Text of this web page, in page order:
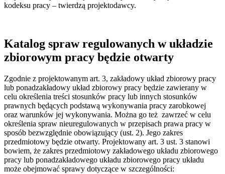
kodeksu pracy – twierdzą projektodawcy.
Katalog spraw regulowanych w układzie
zbiorowym pracy będzie otwarty
Zgodnie z projektowanym art. 3, zakładowy układ zbiorowy pracy
lub ponadzakładowy układ zbiorowy pracy będzie zawierany w
celu określenia treści stosunków pracy lub innych stosunków
prawnych będących podstawą wykonywania pracy zarobkowej
oraz warunków jej wykonywania. Można go też zawrzeć w celu
określenia spraw nieuregulowanych w przepisach prawa pracy w
sposób bezwzględnie obowiązujący (ust. 2). Jego zakres
przedmiotowy będzie otwarty. Projektowany art. 3 ust. 3 stanowi
bowiem, że zakres przedmiotowy zakładowego układu zbiorowego
pracy lub ponadzakładowego układu zbiorowego pracy układu
może obejmować sprawy dotyczące w szczególności: